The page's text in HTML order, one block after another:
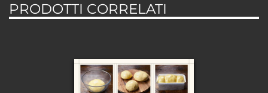
PRODOTTI CORRELATI